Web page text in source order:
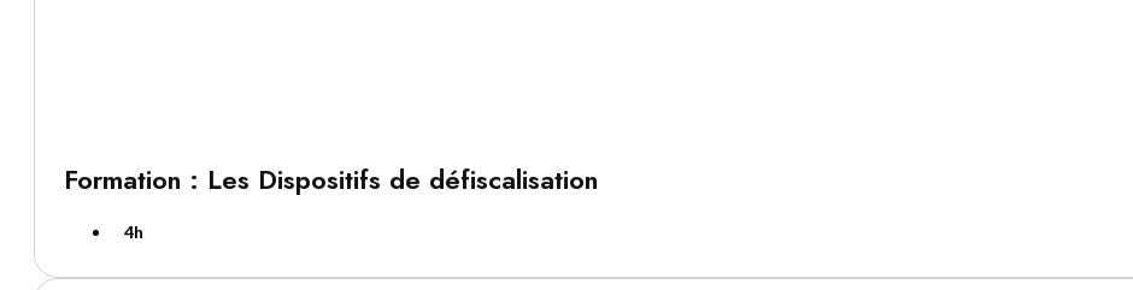
Formation : Les Dispositifs de défiscalisation
4h